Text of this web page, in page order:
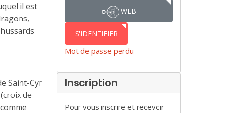
il est
Saint-Cyr
de
WEB
AUTHENTICATION
S'IDENTIFIER
Mot de passe perdu
Inscription
Pour vous inscrire et recevoir